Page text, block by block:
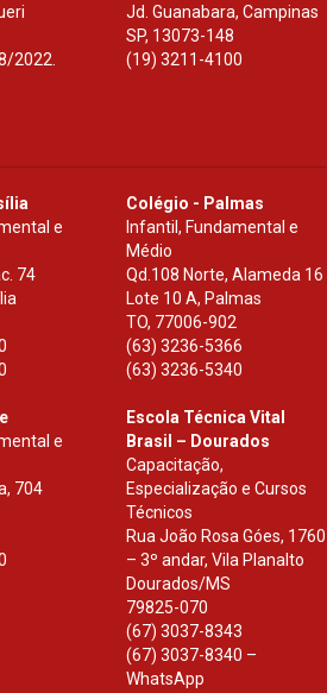
2022.
Jd. Guanabara, Campinas
SP, 13073-148
(19) 3211-4100
e
74
Colégio - Palmas
Infantil, Fundamental e
Médio
Qd.108 Norte, Alameda 16
Lote 10 A, Palmas
TO, 77006-902
(63) 3236-5366
(63) 3236-5340
e
704
Escola Técnica Vital
Brasil – Dourados
Capacitação,
Especialização e Cursos
Técnicos
Rua João Rosa Góes, 1760
– 3º andar, Vila Planalto
Dourados/MS
79825-070
(67) 3037-8343
(67) 3037-8340 –
WhatsApp